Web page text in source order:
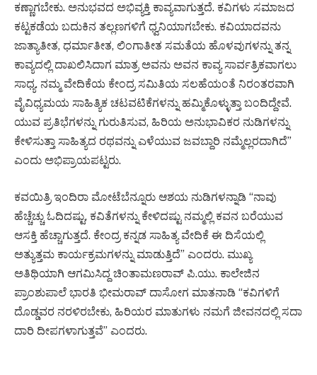
ಕಣ್ಣಾಗಬೇಕು. ಅನುಭವದ ಅಭಿವ್ಯಕ್ತಿ ಕಾವ್ಯವಾಗುತ್ತದೆ. ಕವಿಗಳು ಸಮಾಜದ
ಕಟ್ಟಕಡೆಯ ಬದುಕಿನ ತಲ್ಲಣಗಳಿಗೆ ಧ್ವನಿಯಾಗಬೇಕು. ಕವಿಯಾದವನು
ಜಾತ್ಯಾತೀತ, ಧರ್ಮಾತೀತ, ಲಿಂಗಾತೀತ ಸಮತೆಯ ಹೊಳವುಗಳನ್ನು ತನ್ನ
ಕಾವ್ಯದಲ್ಲಿ ದಾಖಲಿಸಿದಾಗ ಮಾತ್ರ ಅವನು ಅವನ ಕಾವ್ಯ ಸಾರ್ವತ್ರಿಕವಾಗಲು
ಸಾಧ್ಯ. ನಮ್ಮ ವೇದಿಕೆಯ ಕೇಂದ್ರ ಸಮಿತಿಯ ಸಲಹೆಯಂತೆ ನಿರಂತರವಾಗಿ
ವೈವಿಧ್ಯಮಯ ಸಾಹಿತ್ಯಿಕ ಚಟವಟಿಕೆಗಳನ್ನು ಹಮ್ಮಿಕೊಳ್ಳುತ್ತಾ ಬಂದಿದ್ದೇವೆ.
ಯುವ ಪ್ರತಿಭೆಗಳನ್ನು ಗುರುತಿಸುವ, ಹಿರಿಯ ಅನುಭಾವಿಕರ ನುಡಿಗಳನ್ನು
ಕೇಳಿಸುತ್ತಾ ಸಾಹಿತ್ಯದ ರಥವನ್ನು ಎಳೆಯುವ ಜವಬ್ದಾರಿ ನಮ್ಮೆಲ್ಲರದಾಗಿದೆ”
ಎಂದು ಅಭಿಪ್ರಾಯಪಟ್ಟರು.
ಕವಯಿತ್ರಿ ಇಂದಿರಾ ಮೋಟೆಬೆನ್ನೂರು ಆಶಯ ನುಡಿಗಳನ್ನಾಡಿ “ನಾವು
ಹೆಚ್ಚೆಚ್ಚು ಓದಿದಷ್ಟು, ಕವಿತೆಗಳನ್ನು ಕೇಳಿದಷ್ಟು ನಮ್ಮಲ್ಲಿ ಕವನ ಬರೆಯುವ
ಆಸಕ್ತಿ ಹೆಚ್ಚಾಗುತ್ತದೆ. ಕೇಂದ್ರ ಕನ್ನಡ ಸಾಹಿತ್ಯ ವೇದಿಕೆ ಈ ದಿಸೆಯಲ್ಲಿ
ಅತ್ಯುತ್ತಮ ಕಾರ್ಯಕ್ರಮಗಳನ್ನು ಮಾಡುತ್ತಿದೆ” ಎಂದರು. ಮುಖ್ಯ
ಅತಿಥಿಯಾಗಿ ಆಗಮಿಸಿದ್ದ ಚಿಂತಾಮಣರಾವ್ ಪಿ.ಯು. ಕಾಲೇಜಿನ
ಪ್ರಾಂಶುಪಾಲೆ ಭಾರತಿ ಭೀಮರಾವ್ ದಾಸೋಗ ಮಾತನಾಡಿ “ಕವಿಗಳಿಗೆ
ದೊಡ್ಡವರ ನರಳಿರಬೇಕು, ಹಿರಿಯರ ಮಾತುಗಳು ನಮಗೆ ಜೀವನದಲ್ಲಿ ಸದಾ
ದಾರಿ ದೀಪಗಳಾಗುತ್ತವೆ” ಎಂದರು.